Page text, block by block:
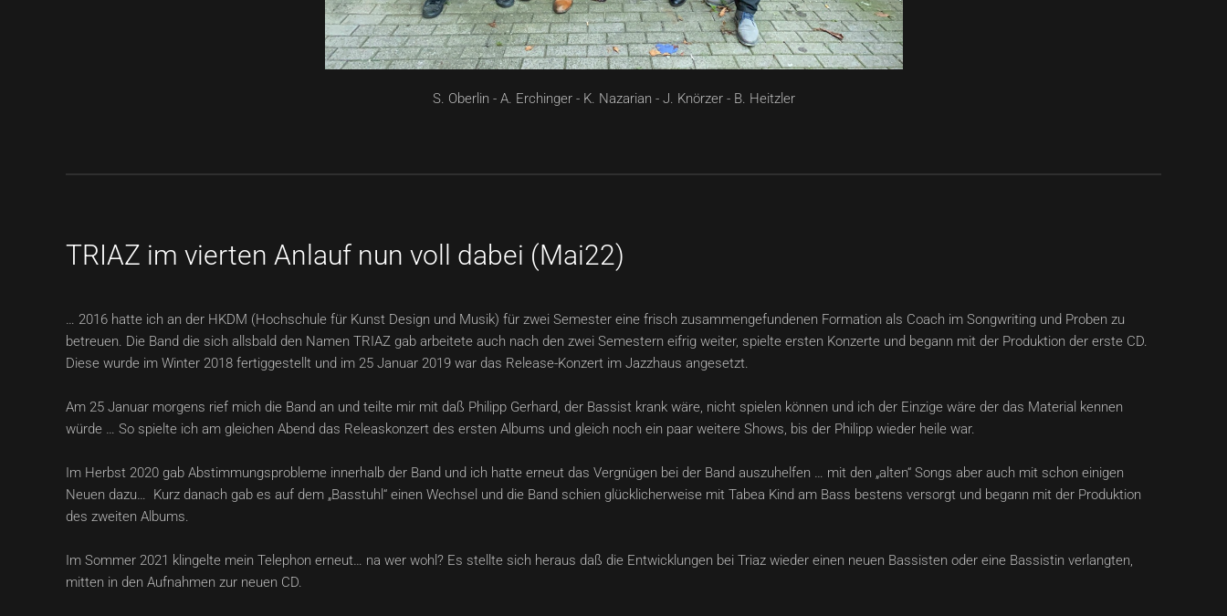
S. Oberlin - A. Erchinger - K. Nazarian - J. Knörzer - B. Heitzler
TRIAZ im vierten Anlauf nun voll dabei (Mai22)
… 2016 hatte ich an der HKDM (Hochschule für Kunst Design und Musik) für zwei Semester eine frisch zusammengefundenen Formation als Coach im Songwriting und Proben zu
betreuen. Die Band die sich allsbald den Namen TRIAZ gab arbeitete auch nach den zwei Semestern eifrig weiter, spielte ersten Konzerte und begann mit der Produktion der erste CD.
Diese wurde im Winter 2018 fertiggestellt und im 25 Januar 2019 war das Release-Konzert im Jazzhaus angesetzt.
Am 25 Januar morgens rief mich die Band an und teilte mir mit daß Philipp Gerhard, der Bassist krank wäre, nicht spielen können und ich der Einzige wäre der das Material kennen
würde … So spielte ich am gleichen Abend das Releaskonzert des ersten Albums und gleich noch ein paar weitere Shows, bis der Philipp wieder heile war.
Im Herbst 2020 gab Abstimmungsprobleme innerhalb der Band und ich hatte erneut das Vergnügen bei der Band auszuhelfen … mit den „alten“ Songs aber auch mit schon einigen
Neuen dazu… Kurz danach gab es auf dem „Basstuhl“ einen Wechsel und die Band schien glücklicherweise mit Tabea Kind am Bass bestens versorgt und begann mit der Produktion
des zweiten Albums.
Im Sommer 2021 klingelte mein Telephon erneut… na wer wohl? Es stellte sich heraus daß die Entwicklungen bei Triaz wieder einen neuen Bassisten oder eine Bassistin verlangten,
mitten in den Aufnahmen zur neuen CD.